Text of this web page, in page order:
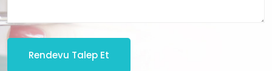
Rendevu Talep Et